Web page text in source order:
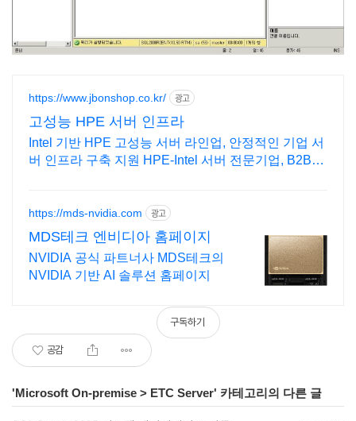
https://www.jbonshop.co.kr/ 광고
고성능 HPE 서버 인프라
Intel 기반 HPE 고성능 서버 라인업, 안정적인 기업 서
버 인프라 구축 지원 HPE-Intel 서버 전문기업, B2B전
https://mds-nvidia.com 광고
MDS테크 엔비디아 홈페이지
NVIDIA 공식 파트너사 MDS테크의
NVIDIA 기반 AI 솔루션 홈페이지
공감
구독하기
'Microsoft On-premise > ETC Server' 카테고리의 다른 글